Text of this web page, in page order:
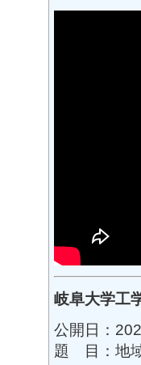
岐阜大学工
公開日：
題 目：地